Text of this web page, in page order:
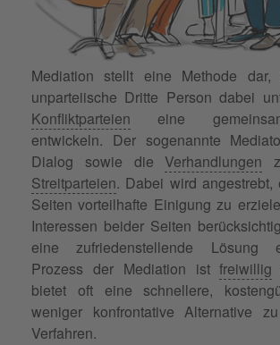
Mediation stellt eine Methode
unparteiische Dritte Person dabei
Konfliktparteien eine
entwickeln. Der sogenannte
Dialog sowie die Verhandlungen
Streitparteien. Dabei wird angestrebt,
Seiten vorteilhafte Einigung zu
Interessen beider Seiten
eine zufriedenstellende Lösung
Prozess der Mediation istfreiwillig
bietet oft eine schnellere,
weniger konfrontative Alternative
Verfahren.